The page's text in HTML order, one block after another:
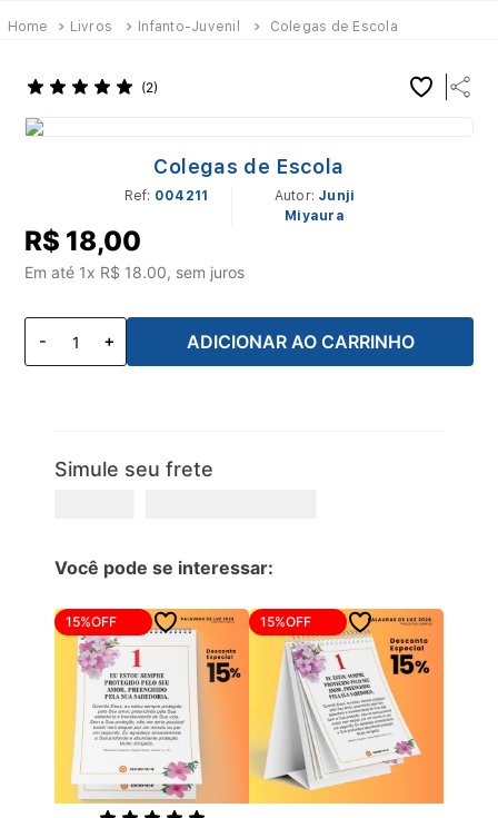
Livros Infanto-Juvenil Colegas de Escola
(2)
Colegas de Escola
Ref: 004211
Junji
Miyaura
R$ 18,00
Em até 1x R$ 18.00, sem juros
ADICIONAR AO CARRINHO
Simule seu frete
Você pode se interessar:
15%OFF 15%OFF